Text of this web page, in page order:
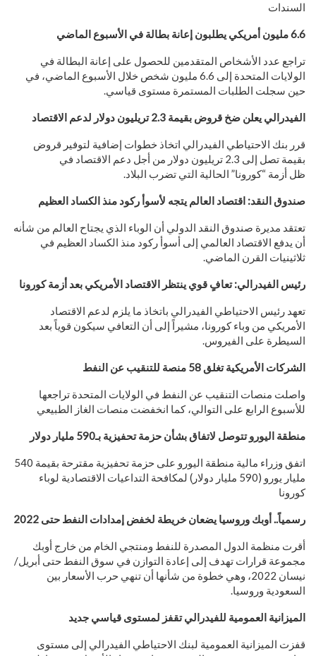
السندات
6.6 مليون أمريكي يطلبون إعانة بطالة في الأسبوع الماضي
تراجع عدد الأشخاص المتقدمين للحصول على إعانة البطالة في
الولايات المتحدة إلى 6.6 مليون شخص خلال الأسبوع الماضي، في
حين سجلت الطلبات المستمرة مستوى قياسي.
الفيدرالي يعلن ضخ قروض بقيمة 2.3 تريليون دولار لدعم الاقتصاد
قرر بنك الاحتياطي الفيدرالي اتخاذ خطوات إضافية لتوفير قروض
بقيمة تصل إلى 2.3 تريليون دولار من أجل دعم الاقتصاد في
ظل أزمة “كورونا” الحالية التي تضرب البلاد.
صندوق النقد: اقتصاد العالم يتجه لأسوأ ركود منذ الكساد العظيم
تعتقد مديرة صندوق النقد الدولي أن الوباء الذي يجتاح العالم من شأنه
أن يدفع الاقتصاد العالمي إلى أسوأ ركود منذ الكساد العظيم في
ثلاثينيات القرن الماضي.
رئيس الفيدرالي: تعافٍ قوي ينتظر الاقتصاد الأمريكي بعد أزمة كورونا
تعهد رئيس الاحتياطي الفيدرالي باتخاذ ما يلزم لدعم الاقتصاد
الأمريكي من وباء كورونا، مشيراً إلى أن التعافي سيكون قوياً بعد
السيطرة على الفيروس.
الشركات الأمريكية تغلق 58 منصة للتنقيب عن النفط
واصلت منصات التنقيب عن النفط في الولايات المتحدة تراجعها
للأسبوع الرابع على التوالي، كما انخفضت منصات الغاز الطبيعي
منطقة اليورو تتوصل لاتفاق بشأن حزمة تحفيزية بـ590 مليار دولار
اتفق وزراء مالية منطقة اليورو على حزمة تحفيزية مقترحة بقيمة 540
مليار يورو (590 مليار دولار) لمكافحة التداعيات الاقتصادية لوباء
كورونا
رسمياً.. أوبك وروسيا يضعان خريطة لخفض إمدادات النفط حتى 2022
أقرت منظمة الدول المصدرة للنفط ومنتجي الخام من خارج أوبك
مجموعة قرارات تهدف إلى إعادة التوازن في سوق النفط حتى أبريل/
نيسان 2022، وهي خطوة من شأنها أن تنهي حرب الأسعار بين
السعودية وروسيا.
الميزانية العمومية للفيدرالي تقفز لمستوى قياسي جديد
قفزت الميزانية العمومية لبنك الاحتياطي الفيدرالي إلى مستوى